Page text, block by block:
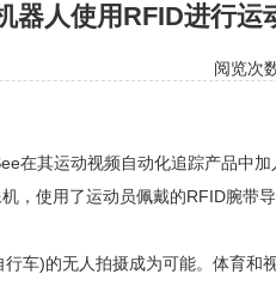
器人使用RFID进行运
阅览次
在其运动视频自动化追踪产品中
，使用了运动员佩戴的RFID腕带
车)的无人拍摄成为可能。体育和